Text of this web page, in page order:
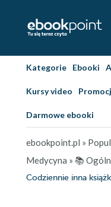
Kategorie Ebooki
Kursy video
Darmowe ebooki
ebookpoint.pl »
Medycyna » 📚
Codziennie inna